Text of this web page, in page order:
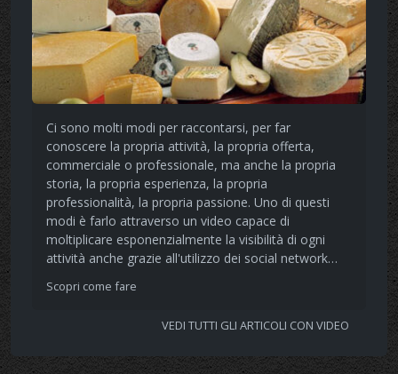
Ci sono molti modi per raccontarsi, per far
conoscere la propria attività, la propria offerta,
commerciale o professionale, ma anche la propria
storia, la propria esperienza, la propria
professionalità, la propria passione. Uno di questi
modi è farlo attraverso un video capace di
moltiplicare esponenzialmente la visibilità di ogni
attività anche grazie all'utilizzo dei social network…
Scopri come fare
VEDI TUTTI GLI ARTICOLI CON VIDEO